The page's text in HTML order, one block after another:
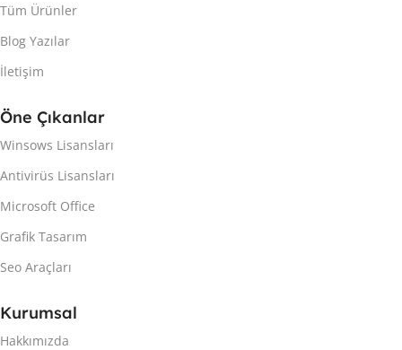
Tüm Ürünler
Blog Yazılar
İletişim
Öne Çıkanlar
Winsows Lisansları
Antivirüs Lisansları
Microsoft Office
Grafik Tasarım
Seo Araçları
Kurumsal
Hakkımızda